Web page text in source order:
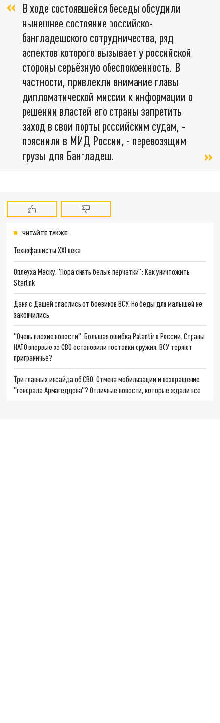
В ходе состоявшейся беседы обсудили
нынешнее состояние российско-
бангладешского сотрудничества, ряд
аспектов которого вызывает у российской
стороны серьёзную обеспокоенность. В
частности, привлекли внимание главы
дипломатической миссии к информации о
решении властей его страны запретить
заход в свои порты российским судам, -
пояснили в МИД России, - перевозящим
грузы для Бангладеш.
ЧИТАЙТЕ ТАКЖЕ:
Технофашисты XXI века
Оплеуха Маску. "Пора снять белые перчатки": Как уничтожить
Starlink
Даня с Дашей спаслись от боевиков ВСУ. Но беды для малышей не
закончились
"Очень плохие новости": Большая ошибка Palantir в России. Страны
НАТО впервые за СВО остановили поставки оружия. ВСУ теряют
приграничье?
Три главных инсайда об СВО. Отмена мобилизации и возвращение
"генерала Армагеддона"? Отличные новости, которые ждали все